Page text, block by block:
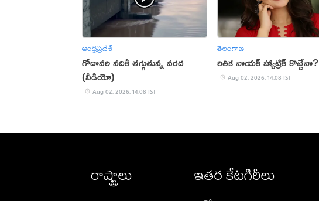
ఆంధ్రప్రదేశ్
గోదావరి నదికి తగ్గుతున్న వరద
(వీడియో)
Aug 02, 2026, 14:08 IST
తెలంగాణ
రితిక నాయక్ హ్యాట్రిక్ కొట్టేనా?
Aug 02, 2026, 14:08 IST
రాష్ట్రాలు ఇతర కేటగిరీలు